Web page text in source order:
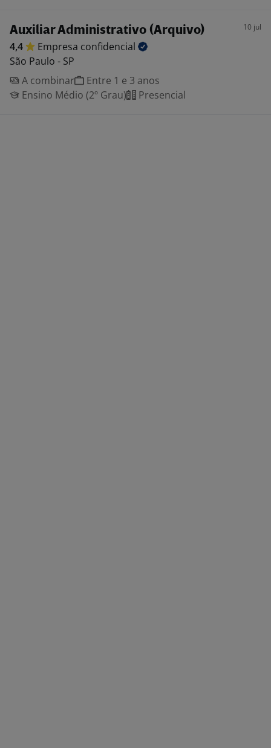
Auxiliar Administrativo (Arquivo) 10 jul
4,4 Empresa confidencial
São Paulo - SP
A combinar
Entre 1 e 3 anos
Ensino Médio (2º Grau)
Presencial